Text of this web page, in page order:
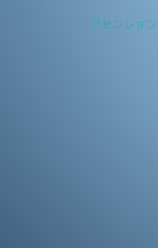
アセンショ